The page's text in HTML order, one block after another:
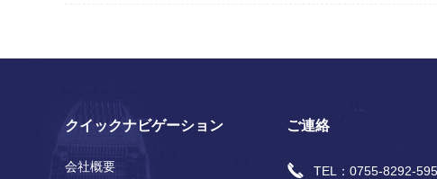
クイックナビゲーション
会社概要
ご連絡
TEL：0755-8292-